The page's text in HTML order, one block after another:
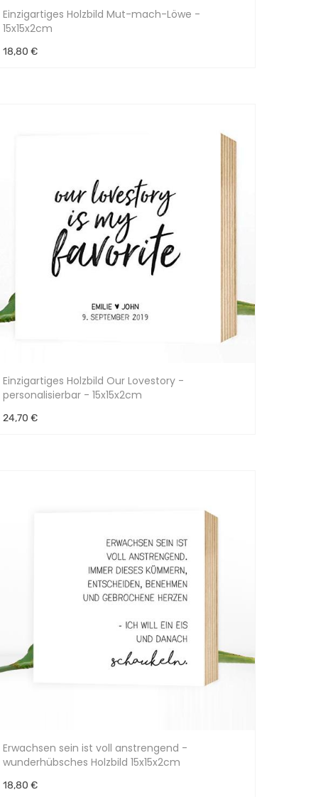
Einzigartiges Holzbild Mut-mach-Löwe -
15x15x2cm
18,80 €
Einzigartiges Holzbild Our Lovestory -
personalisierbar - 15x15x2cm
24,70 €
Erwachsen sein ist voll anstrengend -
wunderhübsches Holzbild 15x15x2cm
18,80 €